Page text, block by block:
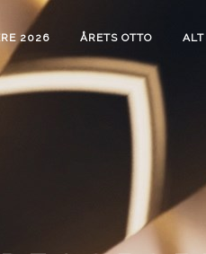
2026 ÅRETS OTTO